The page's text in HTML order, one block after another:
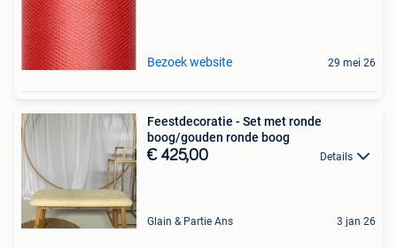
Bezoek website 29 mei 26
Feestdecoratie - Set met ronde
boog/gouden ronde boog
€ 425,00 Details
Glain & Partie Ans 3 jan 26